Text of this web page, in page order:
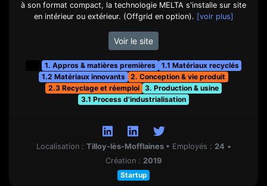
à son format compact, la technologie MELTA s'installe sur site
en intérieur ou extérieur. (Offgrid en option). [voir plus]
Voir le site
1. Appros & matières premières
1.1 Matériaux recyclés
1.2 Matériaux innovants
2. Conception & vie produit
2.3 Recyclage et réemploi
3. Production & usine
3.1 Process d'industrialisation
Localisation : Tilloy-lès-Mofflaines • Employés : 24 •
Création : 2019
Startup